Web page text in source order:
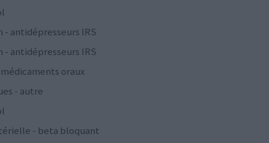
- antidépresseurs IRS
- antidépresseurs IRS
oraux
- autre
- beta bloquant